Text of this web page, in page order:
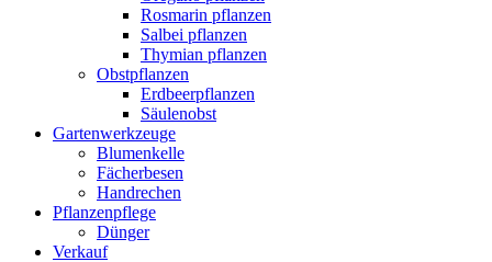
Rosmarin pflanzen
Salbei pflanzen
Thymian pflanzen
Obstpflanzen
Erdbeerpflanzen
Säulenobst
Gartenwerkzeuge
Blumenkelle
Fächerbesen
Handrechen
Pflanzenpflege
Dünger
Verkauf